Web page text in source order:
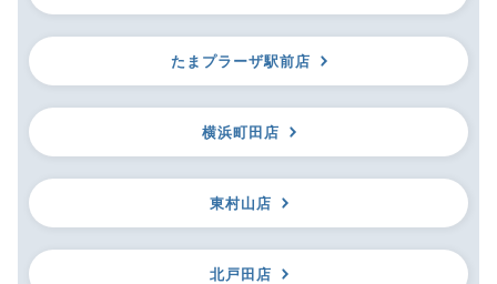
たまプラーザ駅前店
横浜町田店
東村山店
北戸田店